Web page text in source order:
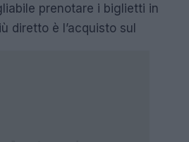
prenotare i biglietti in
diretto è l’acquisto sul